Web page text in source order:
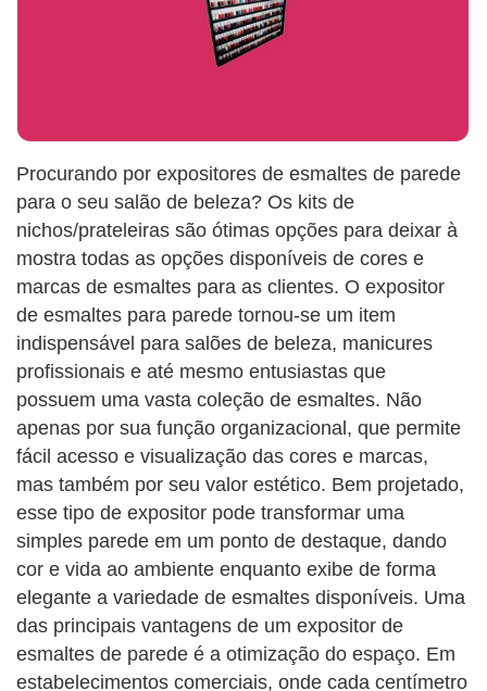
Procurando por expositores de esmaltes de parede
para o seu salão de beleza? Os kits de
nichos/prateleiras são ótimas opções para deixar à
mostra todas as opções disponíveis de cores e
marcas de esmaltes para as clientes. O expositor
de esmaltes para parede tornou-se um item
indispensável para salões de beleza, manicures
profissionais e até mesmo entusiastas que
possuem uma vasta coleção de esmaltes. Não
apenas por sua função organizacional, que permite
fácil acesso e visualização das cores e marcas,
mas também por seu valor estético. Bem projetado,
esse tipo de expositor pode transformar uma
simples parede em um ponto de destaque, dando
cor e vida ao ambiente enquanto exibe de forma
elegante a variedade de esmaltes disponíveis. Uma
das principais vantagens de um expositor de
esmaltes de parede é a otimização do espaço. Em
estabelecimentos comerciais, onde cada centímetro